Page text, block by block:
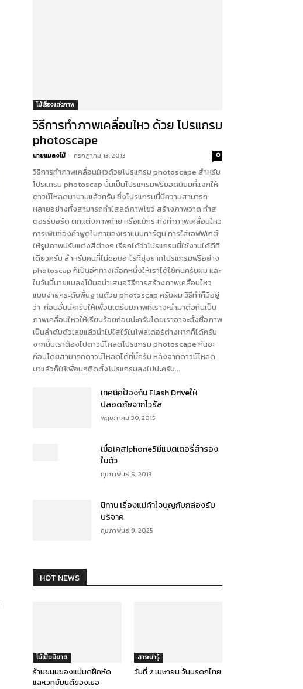
โม้เรื่องแต่งภาพ
วิธีการทำภาพเคลื่อนไหว ด้วย โปรแกรม
photoscape
นายแมลงโม้ - กรกฎาคม 13, 2013 0
วิธีการทำภาพเคลื่อนใหวด้วยโปรแกรม photoscape สำหรับ
โปรแกรม photoscap นั้นเป็นโปรแกรมฟรียอดนิยมที่แจกให้
ดาวน์โหลดมานานแล้วครับ ซึ่งโปรแกรมนี้มีความสามารถ
หลายอย่างทั้งสามารถทำไสลด์ภาพโชว์ สร้างภาพวาด ทำส
ตอรรี่บอร์ด ตกแต่งภาพถ่าย หรือแม้กระทั่งทำภาพเคลื่อนใหว
การเพิมช่องคำพูดในภาของเราแบบการ์ตูน การใส่เอฟฟเกต์
ให้รูปภาพปรับแต่งสีต่างๆ เรียกได้ว่าโปรแกรมนี้ใช้งานได้ดีที
เดียวครับ สำหรับคนที่ไม่ชอบอะไรที่ยุ่งยากโปรแกรมฟรีอย่าง
photoscap ก็เป็นอีกทางเลือกหนึ่งให้เราได้ใช้กันครับผม และ
ในวันนี้นายแมลงโม้ขอนำเสนอวิธีการสร้างภาพเคลื่อนไหว
แบบง่ายๆระดับพื้นฐานด้วย photoscap ครับผม วิธีทำก็มีอยู่
ว่า ก่อนอื่นน่ะครับให้เพื่อนเตรียมภาพที่เราจะนำมาต่อกันเป็น
ภาพเคลื่อนใหวให้เรียบร้อยก่อนน่ะครับโดยเราอาจะตั้งชื่อภาพ
เป็นลำดับตัวเลขแล้วนำไปใส่ใว้ในโฟลเดอร์ต่างหากก็ได้ครับ
จากนั้นเราต้องไปดาวน์โหลดโปรแกรม photoscape กันซะ
ก่อนโดยสามารถดาวน์โหลดได้ที่นี้ครับ หลังจากดาวน์โหลด
มาแล้วก็ให้เพื่อนๆติดตั้งโปรแกรมลงไปน่ะครับ...
เทคนิคป้องกัน Flash Driveให้
ปลอดภัยจากไวรัส
พฤษภาคม 30, 2015
เมื่อเคสIphone5มีแบตเตอรี่สำรอง
ในตัว
กุมภาพันธ์ 6, 2013
นิทาน เรื่องแม่ค้าใจบุญกับกล่องรับ
บริจาค
กุมภาพันธ์ 9, 2025
HOT NEWS
โม้เป็นนิยาย
ร้านขนมของแม่มดฝึกหัด
และเวทย์มนต์ของเธอ
สาระน่ารู้
วันที่ 2 เมษายน วันมรดกไทย